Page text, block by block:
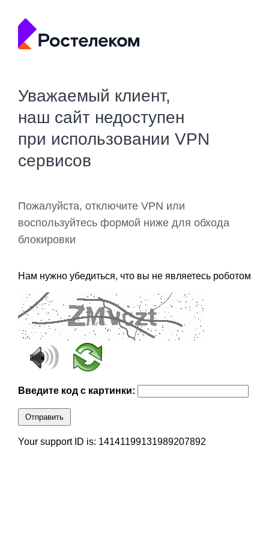
Уважаемый клиент,
наш сайт недоступен
при использовании VPN
сервисов
Пожалуйста, отключите VPN или
воспользуйтесь формой ниже для обхода
блокировки
Нам нужно убедиться, что вы не являетесь роботом
Введите код с картинки:
Отправить
Your support ID is: 14141199131989207892